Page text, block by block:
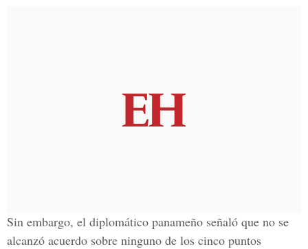
Sin embargo, el diplomático panameño señaló que no se
alcanzó acuerdo sobre ninguno de los cinco puntos